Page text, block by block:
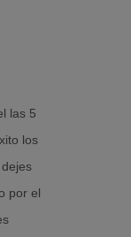
las 5
los
por el